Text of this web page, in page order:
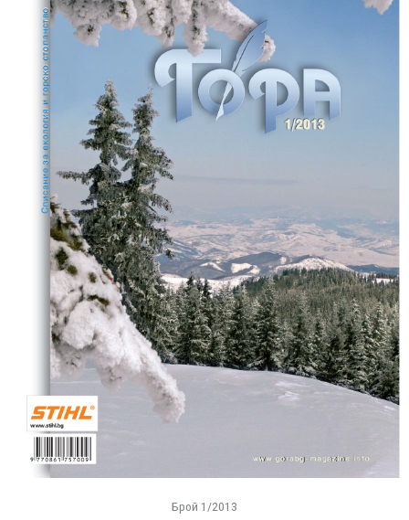
Брой 1/2013